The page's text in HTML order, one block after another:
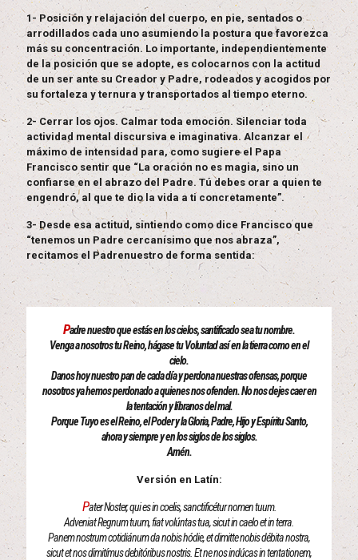
1- Posición y relajación del cuerpo, en pie, sentados o
arrodillados cada uno asumiendo la postura que favorezca
más su concentración. Lo importante, independientemente
de la posición que se adopte, es colocarnos con la actitud
de un ser ante su Creador y Padre, rodeados y acogidos por
su fortaleza y ternura y transportados al tiempo eterno.
2- Cerrar los ojos. Calmar toda emoción. Silenciar toda
actividad mental discursiva e imaginativa. Alcanzar el
máximo de intensidad para, como sugiere el Papa
Francisco sentir que “La oración no es magia, sino un
confiarse en el abrazo del Padre. Tú debes orar a quien te
engendró, al que te dio la vida a ti concretamente”.
3- Desde esa actitud, sintiendo como dice Francisco que
“tenemos un Padre cercanísimo que nos abraza”,
recitamos el Padrenuestro de forma sentida:
Padre nuestro que estás en los cielos, santificado sea tu nombre.
Venga a nosotros tu Reino, hágase tu Voluntad así en la tierra como en el
cielo.
Danos hoy nuestro pan de cada día y perdona nuestras ofensas, porque
nosotros ya hemos perdonado a quienes nos ofenden. No nos dejes caer en
la tentación y líbranos del mal.
Porque Tuyo es el Reino, el Poder y la Gloria, Padre, Hijo y Espíritu Santo,
ahora y siempre y en los siglos de los siglos.
Amén.
Versión en Latín:
Pater Noster, qui es in coelis, sanctificétur nomen tuum.
Adveniat Regnum tuum, fiat volúntas tua, sicut in caelo et in terra.
Panem nostrum cotidiánum da nobis hódie, et dimitte nobis débita nostra,
sicut et nos dimitímus debitóribus nostris. Et ne nos indúcas in tentationem,